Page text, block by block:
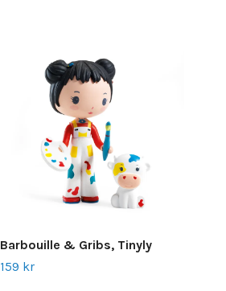
Barbouille & Gribs, Tinyly
159 kr